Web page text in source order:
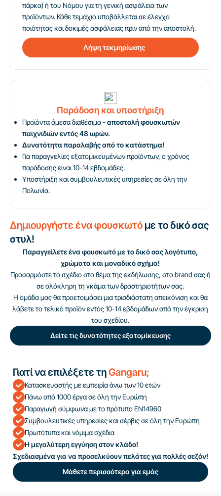
πάρκα) ή του Νόμου για τη γενική ασφάλεια των
προϊόντων. Κάθε τεμάχιο υποβάλλεται σε έλεγχο
ποιότητας και δοκιμές ασφάλειας πριν από την αποστολή.
Λήψη τεκμηρίωσης
Παράδοση και υποστήριξη
Προϊόντα άμεσα διαθέσιμα -αποστολή φουσκωτών
παιχνιδιών εντός 48 ωρών.
Δυνατότητα παραλαβής από το κατάστημα!
Για παραγγελίες εξατομικευμένων προϊόντων, ο χρόνος
παράδοσης είναι 10-14 εβδομάδες.
Υποστήριξη και συμβουλευτικές υπηρεσίες σε όλη την
Πολωνία.
Δημιουργήστε ένα φουσκωτό με το δικό σας
στυλ!
Παραγγείλετε ένα φουσκωτό με το δικό σας λογότυπο,
χρώματα και μοναδικό σχήμα!
Προσαρμόστε το σχέδιο στο θέμα της εκδήλωσης, στο brand σας ή
σε ολόκληρη τη γκάμα των δραστηριοτήτων σας.
Η ομάδα μας θα προετοιμάσει μια τρισδιάστατη απεικόνιση και θα
λάβετε το τελικό προϊόν εντός 10-14 εβδομάδων από την έγκριση
του σχεδίου.
Δείτε τις δυνατότητες εξατομίκευσης
Γιατί να επιλέξετε τηGangaru;
Κατασκευαστής με εμπειρία άνω των 10 ετών
Πάνω από 1000 έργα σε όλη την Ευρώπη
Παραγωγή σύμφωνα με το πρότυπο EN14960
Συμβουλευτικές υπηρεσίες και σέρβις σε όλη την Ευρώπη
Πρωτότυπα και νόμιμα σχέδια
Η μεγαλύτερη εγγύηση στον κλάδο!
Σχεδιασμένα για να προσελκύουν πελάτες για πολλές σεζόν!
Μάθετε περισσότερα για εμάς